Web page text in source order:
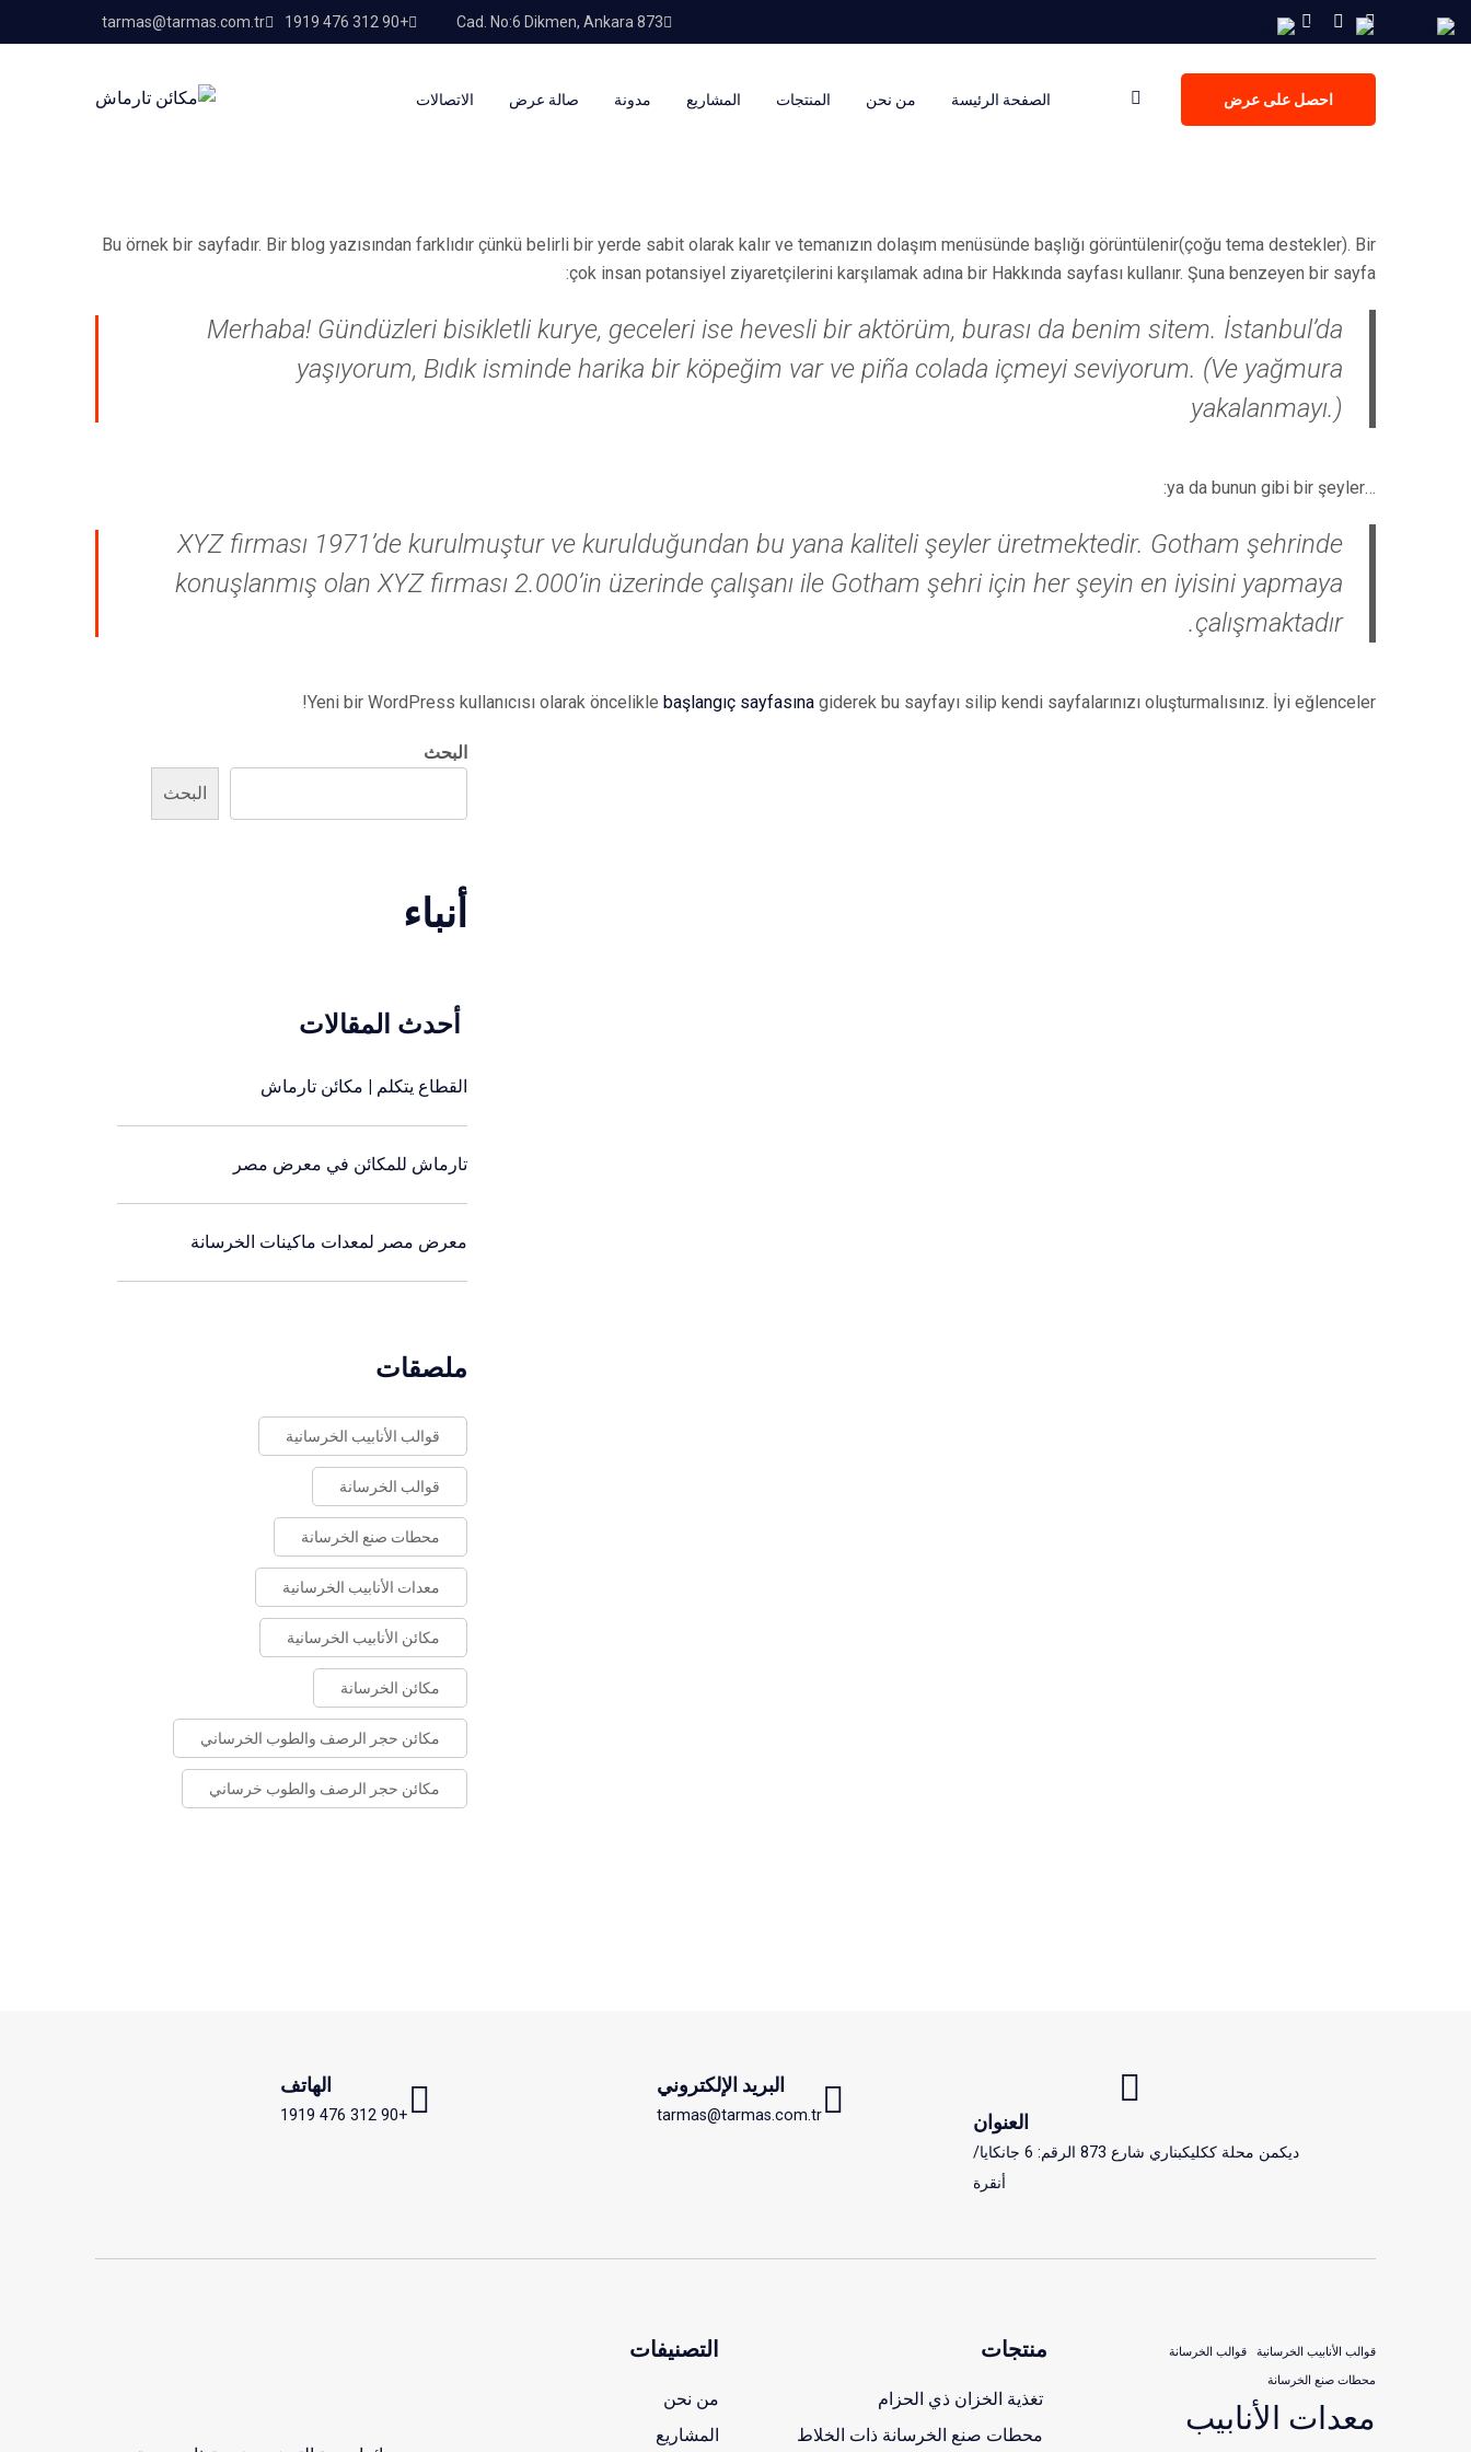
873 Cad. No:6 Dikmen, Ankara
+90 312 476 1919
tarmas@tarmas.com.tr
احصل على عرض الاتصالات صالة عرض مدونة المشاريع المنتجات من نحن الصفحة الرئيسة
Bu örnek bir sayfadır. Bir blog yazısından farklıdır çünkü belirli bir yerde sabit olarak kalır ve temanızın dolaşım menüsünde başlığı görüntülenir(çoğu tema destekler). Bir
çok insan potansiyel ziyaretçilerini karşılamak adına bir Hakkında sayfası kullanır. Şuna benzeyen bir sayfa:
Merhaba! Gündüzleri bisikletli kurye, geceleri ise hevesli bir aktörüm, burası da benim sitem. İstanbul’da
yaşıyorum, Bıdık isminde harika bir köpeğim var ve piña colada içmeyi seviyorum. (Ve yağmura
yakalanmayı.)
…ya da bunun gibi bir şeyler:
XYZ firması 1971’de kurulmuştur ve kurulduğundan bu yana kaliteli şeyler üretmektedir. Gotham şehrinde
konuşlanmış olan XYZ firması 2.000’in üzerinde çalışanı ile Gotham şehri için her şeyin en iyisini yapmaya
çalışmaktadır.
Yeni bir WordPress kullanıcısı olarak öncelikle başlangıç sayfasına giderek bu sayfayı silip kendi sayfalarınızı oluşturmalısınız. İyi eğlenceler!
البحث
البحث
أنباء
أحدث المقالات
القطاع يتكلم | مكائن تارماش
تارماش للمكائن في معرض مصر
معرض مصر لمعدات ماكينات الخرسانة
ملصقات
قوالب الأنابيب الخرسانية
قوالب الخرسانة
محطات صنع الخرسانة
معدات الأنابيب الخرسانية
مكائن الأنابيب الخرسانية
مكائن الخرسانة
مكائن حجر الرصف والطوب الخرساني
مكائن حجر الرصف والطوب خرساني
العنوان
ديكمن محلة ككليكبناري شارع 873 الرقم: 6 جانكايا/
أنقرة
البريد الإلكتروني
tarmas@tarmas.com.tr
الهاتف
+90 312 476 1919
التصنيفات
من نحن
المشاريع
منتجات
تغذية الخزان ذي الحزام
محطات صنع الخرسانة ذات الخلاط
قوالب الأنابيب الخرسانية
قوالب الخرسانة
محطات صنع الخرسانة
معدات الأنابيب